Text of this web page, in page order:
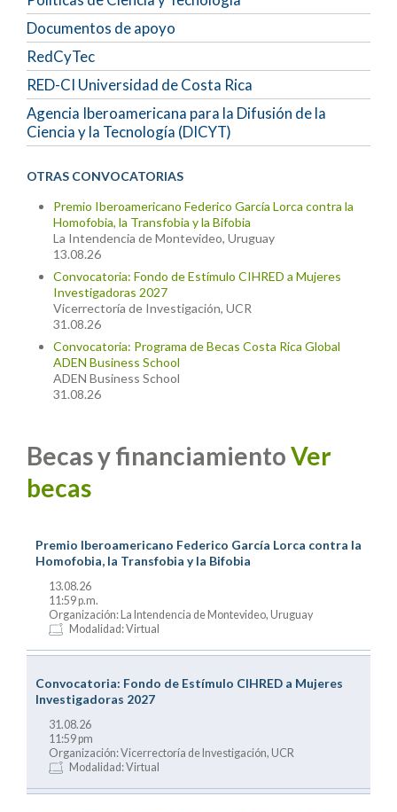
Documentos de apoyo
RedCyTec
RED-CI Universidad de Costa Rica
Agencia Iberoamericana para la Difusión de la
Ciencia y la Tecnología (DICYT)
OTRAS CONVOCATORIAS
Premio Iberoamericano Federico García Lorca contra la
Homofobia, la Transfobia y la Bifobia
La Intendencia de Montevideo, Uruguay
13.08.26
Convocatoria: Fondo de Estímulo CIHRED a Mujeres
Investigadoras 2027
Vicerrectoría de Investigación, UCR
31.08.26
Convocatoria: Programa de Becas Costa Rica Global
ADEN Business School
ADEN Business School
31.08.26
Becas y financiamientoVer
becas
Premio Iberoamericano Federico García Lorca contra la
Homofobia, la Transfobia y la Bifobia
13.08.26
11:59 p.m.
Organización: La Intendencia de Montevideo, Uruguay
Modalidad: Virtual
Convocatoria: Fondo de Estímulo CIHRED a Mujeres
Investigadoras 2027
31.08.26
11:59 pm
Organización: Vicerrectoría de Investigación, UCR
Modalidad: Virtual